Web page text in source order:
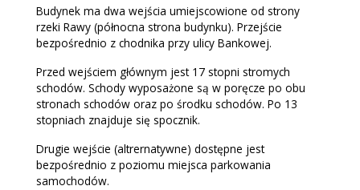
Budynek ma dwa wejścia umiejscowione od strony
rzeki Rawy (północna strona budynku). Przejście
bezpośrednio z chodnika przy ulicy Bankowej.
Przed wejściem głównym jest 17 stopni stromych
schodów. Schody wyposażone są w poręcze po obu
stronach schodów oraz po środku schodów. Po 13
stopniach znajduje się spocznik.
Drugie wejście (altrernatywne) dostępne jest
bezpośrednio z poziomu miejsca parkowania
samochodów.